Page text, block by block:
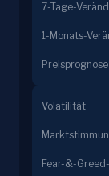
7-Tage-
1-Monats-
Volatilität
Fear-&-